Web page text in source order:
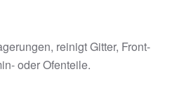
reinigt Gitter, Front-
oder Ofenteile.